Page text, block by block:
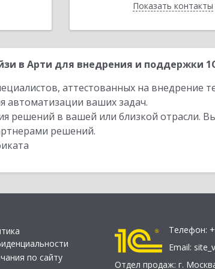
Показать контакты
Назад
в Арти для внедрения и поддержки
аттестованных на
автоматизации ваших задач.
решений в вашей или близкой отрасли.
решений.
по сайту
Телефон:
Email:
Отдел продаж: г.